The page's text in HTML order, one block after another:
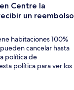
Centre la
un reembolso
habitaciones 100%
cancelar hasta
política de
política para ver los